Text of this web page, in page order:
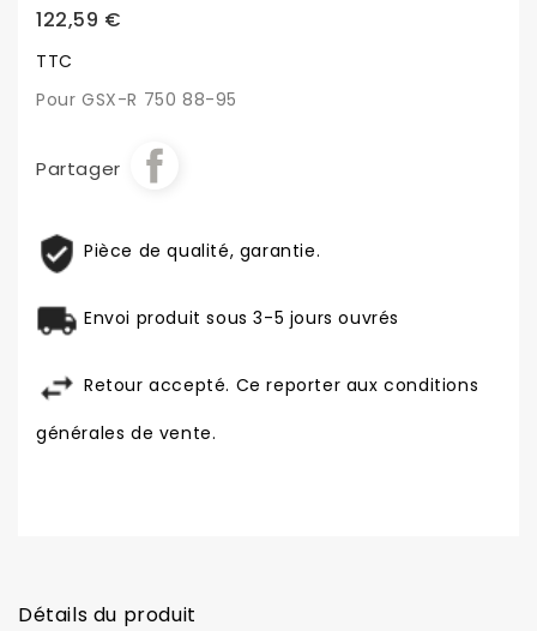
122,59 €
TTC
Pour GSX-R 750 88-95
Partager
Pièce de qualité, garantie.
Envoi produit sous 3-5 jours ouvrés
Retour accepté. Ce reporter aux conditions
générales de vente.
Détails du produit